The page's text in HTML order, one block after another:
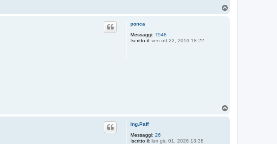
ponca
Messaggi: 7548
Iscritto il: ven ott 22, 2010 18:22
Ing.Paff
Messaggi: 26
Iscritto il: lun giu 01, 2026 13:38